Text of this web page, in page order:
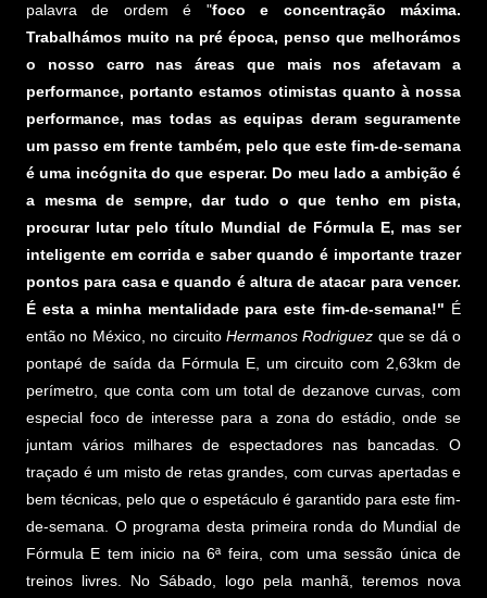
palavra de ordem é "foco e concentração máxima.
Trabalhámos muito na pré época, penso que melhorámos
o nosso carro nas áreas que mais nos afetavam a
performance, portanto estamos otimistas quanto à nossa
performance, mas todas as equipas deram seguramente
um passo em frente também, pelo que este fim-de-semana
é uma incógnita do que esperar. Do meu lado a ambição é
a mesma de sempre, dar tudo o que tenho em pista,
procurar lutar pelo título Mundial de Fórmula E, mas ser
inteligente em corrida e saber quando é importante trazer
pontos para casa e quando é altura de atacar para vencer.
É esta a minha mentalidade para este fim-de-semana!" É
então no México, no circuito Hermanos Rodriguez que se dá o
pontapé de saída da Fórmula E, um circuito com 2,63km de
perímetro, que conta com um total de dezanove curvas, com
especial foco de interesse para a zona do estádio, onde se
juntam vários milhares de espectadores nas bancadas. O
traçado é um misto de retas grandes, com curvas apertadas e
bem técnicas, pelo que o espetáculo é garantido para este fim-
de-semana. O programa desta primeira ronda do Mundial de
Fórmula E tem inicio na 6ª feira, com uma sessão única de
treinos livres. No Sábado, logo pela manhã, teremos nova